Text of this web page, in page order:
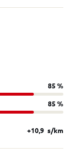
85 %
85 %
+10,9 s/km